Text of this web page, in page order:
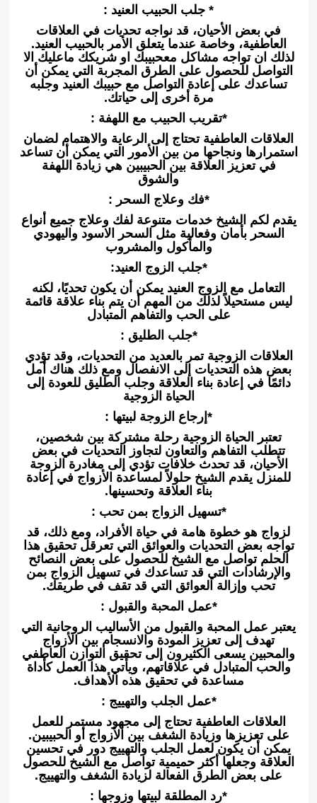
* جلب الحبيب العنيد :
في بعض الأحيان، قد نواجه تحديات في العلاقات
العاطفية، وخاصة عندما يتعلق الأمر بالحبيب العنيد.
لذلك ان تواجه مشاكل معحبيبك او شريكك ماعليك الا
التواصل للحصول على الطرق المجربة التي يمكن أن
تساعدك على إعادة التواصل مع حبيبك العنيد وجلبه
مرة أخرى إلى حياتك.
*تقريب الحبيب مع اللهفة :
العلاقات العاطفية تحتاج إلى الرعاية والاهتمام لضمان
استمرارها ونجاحها من بين الأمور التي يمكن أن تساعد
في تعزيز العلاقة بين الحبيبين هي زيادة اللهفة
والشوق
*فك وعلاج السحر :
يقدم لكم الشيخ خدمات متنوعة لفك وعلاج جميع أنواع
السحر بأمان وفعالية مثل السحر الاسود واليهودي
والمأكول والمشروب
*جلب الزوج العنيد:
التعامل مع الزوج العنيد يمكن أن يكون تحديًا، لكنه
ليس مستحيلاً لذلك من المهم أن يتم بناء علاقة قائمة
على الحب والتفاهم المتبادل
*جلب الطليق :
العلاقات الزوجية تمر بالعديد من التحديات، وقد تؤدي
بعض هذه التحديات إلى الانفصال ومع ذلك هناك أمل
دائمًا في إعادة بناء العلاقة وجلب الطليق للعودة إلى
الحياة الزوجية
*إرجاع الزوجة لبيتها :
تعتبر الحياة الزوجية رحلة مشتركة بين شخصين،
تتطلب التفاهم والتعاون لتجاوز التحديات في بعض
الأحيان، قد تحدث خلافات تؤدي إلى مغادرة الزوجة
للمنزل يقدم الشيخ حلولاً لمساعدة الأزواج في إعادة
بناء العلاقة وتحسينها.
*تسهيل الزواج بمن تحب :
لزواج هو خطوة هامة في حياة الأفراد، ومع ذلك، قد
تواجه بعض التحديات والعوائق التي تعرقل تحقيق هذا
الحلم تواصل مع الشيخ للحصول على بعض النصائح
والإرشادات التي قد تساعدك في تسهيل الزواج بمن
تحب وإزالة العوائق التي قد تقف في طريقك.
*عمل المحبة والقبول :
يعتبر عمل المحبة والقبول من الأساليب الروحانية التي
تهدف إلى تعزيز المودة والانسجام بين الأزواج
والمحبين يسعى الكثيرون إلى تحقيق التوازن العاطفي
والحب المتبادل في علاقاتهم، ويأتي هذا العمل كأداة
مساعدة في تحقيق هذه الأهداف.
*عمل الجلب والتهييج :
العلاقات العاطفية تحتاج إلى مجهود مستمر للعمل
على تعزيزها وزيادة الشغف بين الأزواج أو الحبيبين.
يمكن أن يكون لعمل الجلب والتهييج دور في تحسين
العلاقة وجعلها أكثر حميمية تواصل مع الشيخ للحصول
على بعض الطرق الفعالة لزيادة الشغف والتهييج.
*رد المطلقة لبيتها وزوجها :